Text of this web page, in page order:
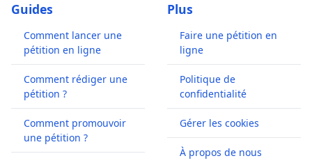
Guides
Comment lancer une
pétition en ligne
Comment rédiger une
pétition ?
Comment promouvoir
une pétition ?
Plus
Faire une pétition en
ligne
Politique de
confidentialité
Gérer les cookies
À propos de nous